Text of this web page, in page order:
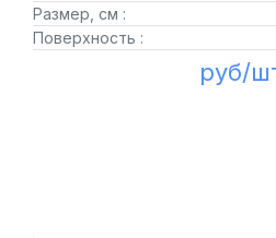
Размер, см :
Поверхность :
руб/